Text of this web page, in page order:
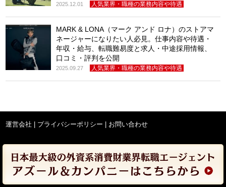
2025.12.01 人気業界・職種の業務内容や待遇
MARK & LONA（マーク アンド ロナ）のストアマ
ネージャーになりたい人必見。仕事内容や待遇・
年収・給与、転職難易度と求人・中途採用情報、
口コミ・評判を公開
2025.09.27 人気業界・職種の業務内容や待遇
運営会社 プライバシーポリシー お問い合わせ
Reserved. commentPolicy